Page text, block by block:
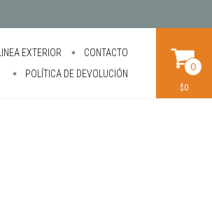
LINEA EXTERIOR
CONTACTO
POLÍTICA DE DEVOLUCIÓN
0
$0